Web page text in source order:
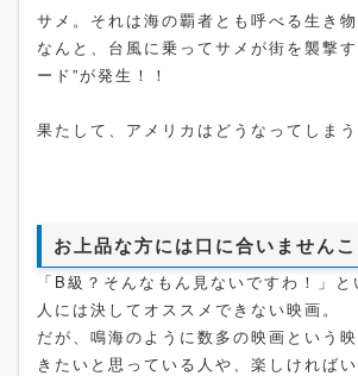
サメ。それは海の覇者とも呼べる生き物
なんと、台風に乗ってサメが街を襲撃
ード”が発生！！
果たして、アメリカはどうなってしま
お上品な方には口に合いませんこ
「B級？そんなもん見ないですわ！」
人には決してオススメできない映画。
だが、鳴海のように数多の映画という
きたいと思っている人や、楽しければ